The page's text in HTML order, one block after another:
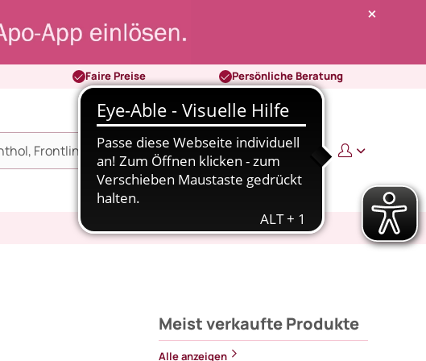
Faire Preise Persönliche Beratung
0 0,00 €
Meist verkaufte Produkte
Alle anzeigen